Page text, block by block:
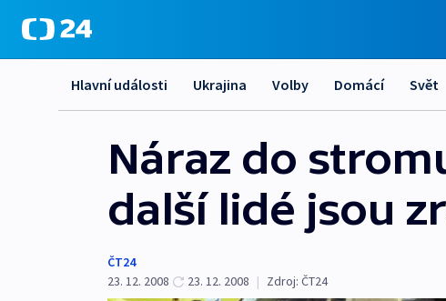
Hlavní události Ukrajina Volby Domácí Svět
Náraz do
další lidé jsou
ČT24
23. 12. 2008
23. 12. 2008 | Zdroj: ČT24